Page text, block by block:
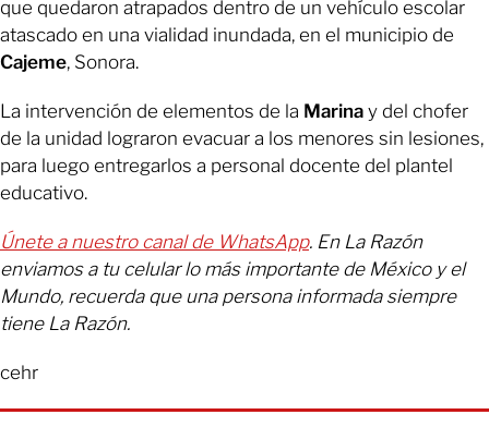
que quedaron atrapados dentro de un vehículo escolar
atascado en una vialidad inundada, en el municipio de
Cajeme, Sonora.
La intervención de elementos de la Marina y del chofer
de la unidad lograron evacuar a los menores sin lesiones,
para luego entregarlos a personal docente del plantel
educativo.
Únete a nuestro canal de WhatsApp. En La Razón
enviamos a tu celular lo más importante de México y el
Mundo, recuerda que una persona informada siempre
tiene La Razón.
cehr